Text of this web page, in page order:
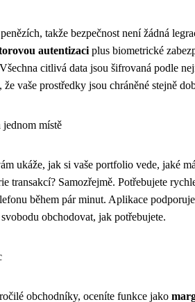
takže bezpečnost není žádná
autentizaci plus biometrické
citlivá data jsou šifrovaná podle
vaše prostředky jsou chráněné stejně
jednom místě
ukáže, jak si vaše portfolio vede, jaké
transakcí? Samozřejmě. Potřebujete
během pár minut. Aplikace
obchodovat, jak potřebujete.
obchodníky, oceníte funkce jako